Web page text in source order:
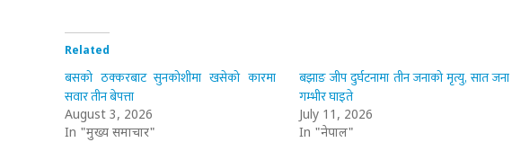
Related
बसको ठक्करबाट सुनकोशीमा खसेको कारमा
सवार तीन बेपत्ता
August 3, 2026
In "मुख्य समाचार"
बझाङ जीप दुर्घटनामा तीन जनाको मृत्यु, सात जना
गम्भीर घाइते
July 11, 2026
In "नेपाल"